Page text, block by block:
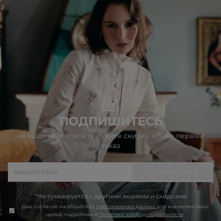
ПОДПИШИТЕСЬ
на наши новости и получите скидку 10% на первый
заказ
*Не суммируется с другими акциями и скидками
Даю согласие на обработку персональных данных для маркетинговых
целей, подробнее в Политике конфиденциальности